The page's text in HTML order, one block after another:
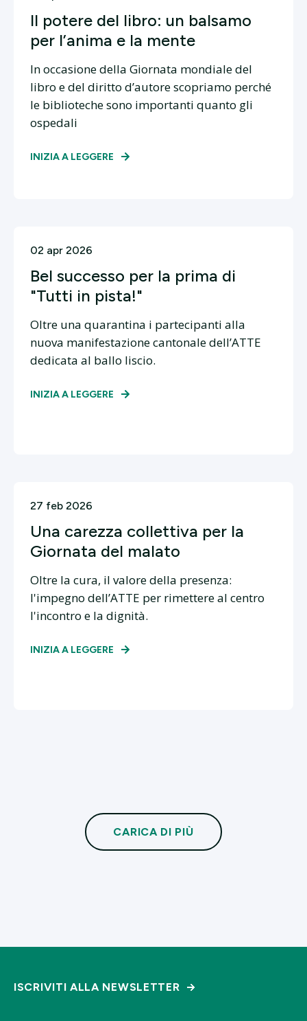
Il potere del libro: un balsamo
per l’anima e la mente
In occasione della Giornata mondiale del
libro e del diritto d’autore scopriamo perché
le biblioteche sono importanti quanto gli
ospedali
INIZIA A LEGGERE
02 apr 2026
Bel successo per la prima di
"Tutti in pista!"
Oltre una quarantina i partecipanti alla
nuova manifestazione cantonale dell’ATTE
dedicata al ballo liscio.
INIZIA A LEGGERE
27 feb 2026
Una carezza collettiva per la
Giornata del malato
Oltre la cura, il valore della presenza:
l'impegno dell’ATTE per rimettere al centro
l'incontro e la dignità.
INIZIA A LEGGERE
CARICA DI PIÙ
ISCRIVITI ALLA NEWSLETTER